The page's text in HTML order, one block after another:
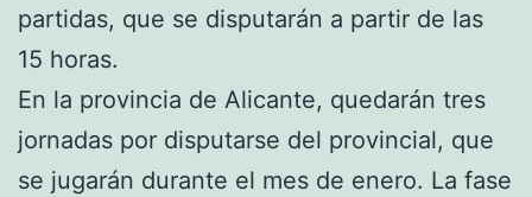
partidas, que se disputarán a partir de las
15 horas.
En la provincia de Alicante, quedarán tres
jornadas por disputarse del provincial, que
se jugarán durante el mes de enero. La fase